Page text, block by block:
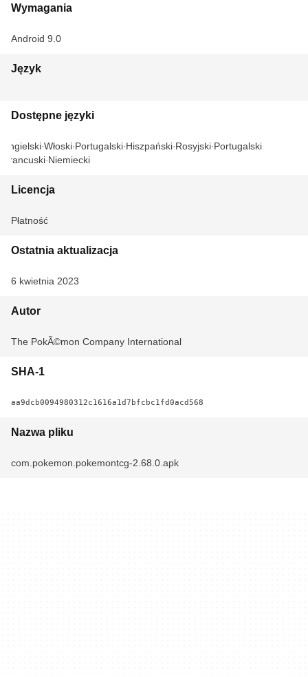
Wymagania
Android 9.0
Język
Dostępne języki
Angielski Włoski Portugalski Hiszpański Rosyjski Portugalski
Francuski Niemiecki
Licencja
Płatność
Ostatnia aktualizacja
6 kwietnia 2023
Autor
The PokÃ©mon Company International
SHA-1
aa9dcb0094980312c1616a1d7bfcbc1fd0acd568
Nazwa pliku
com.pokemon.pokemontcg-2.68.0.apk